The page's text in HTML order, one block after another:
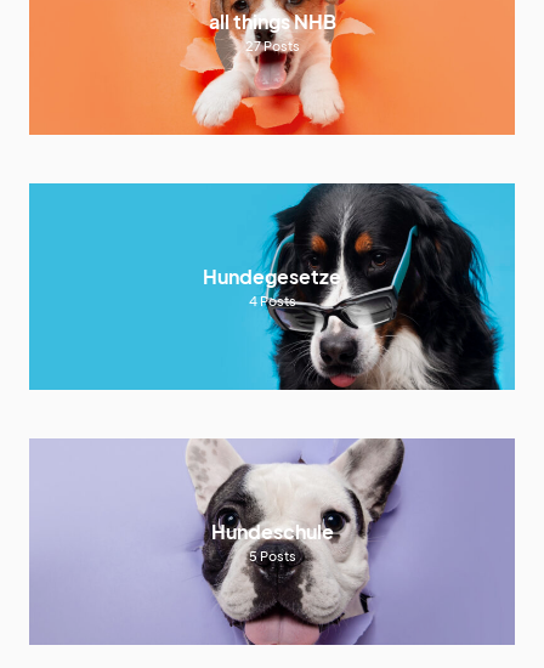
all things NHB
27Posts
Hundegesetze
4Posts
Hundeschule
5Posts